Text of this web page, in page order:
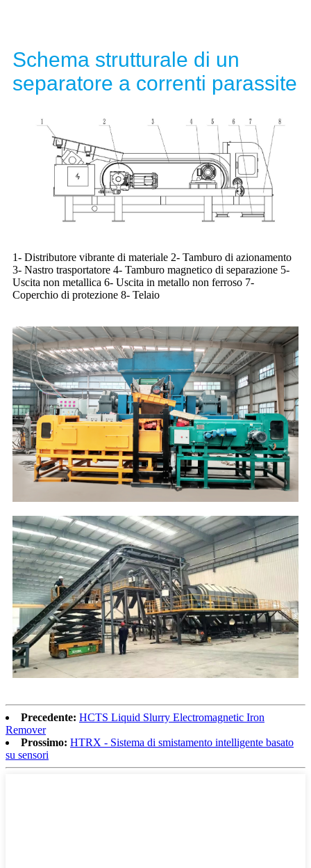
Schema strutturale di un
separatore a correnti parassite
1- Distributore vibrante di materiale 2- Tamburo di azionamento
3- Nastro trasportatore 4- Tamburo magnetico di separazione 5-
Uscita non metallica 6- Uscita in metallo non ferroso 7-
Coperchio di protezione 8- Telaio
Precedente: HCTS Liquid Slurry Electromagnetic Iron
Remover
Prossimo: HTRX - Sistema di smistamento intelligente basato
su sensori